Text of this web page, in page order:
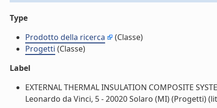
Type
Prodotto della ricerca
(Classe)
Progetti (Classe)
Label
EXTERNAL THERMAL INSULATION COMPOSITE
Leonardo da Vinci, 5 - 20020 Solaro (MI) (Progetti)